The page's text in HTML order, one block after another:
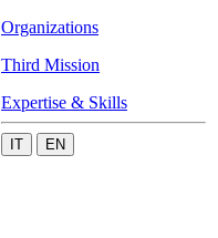
Organizations
Third Mission
Expertise & Skills
IT EN